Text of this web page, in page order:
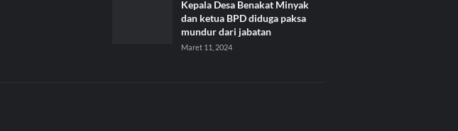
Kepala Desa Benakat Minyak
dan ketua BPD diduga paksa
mundur dari jabatan
Maret 11, 2024